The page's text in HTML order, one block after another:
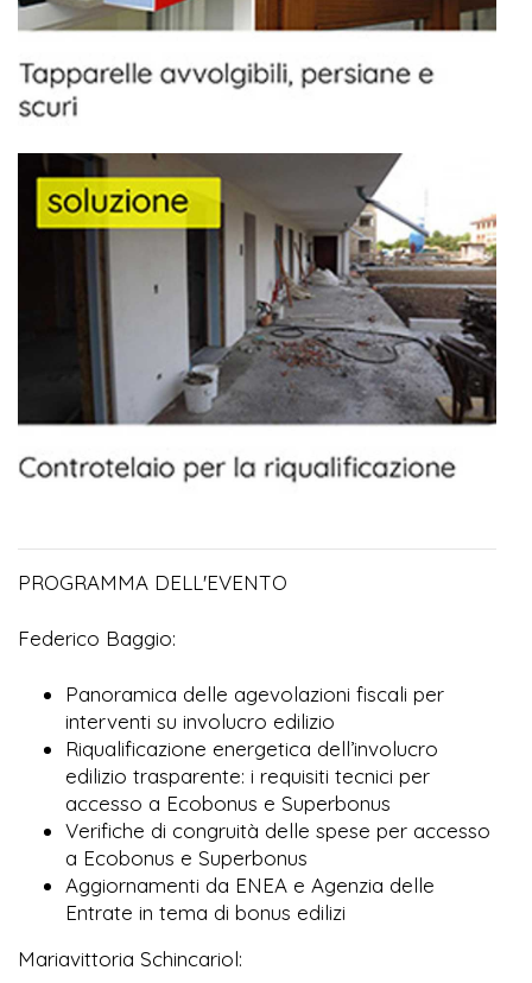
PROGRAMMA DELL'EVENTO
Federico Baggio:
Panoramica delle agevolazioni fiscali per
interventi su involucro edilizio
Riqualificazione energetica dell’involucro
edilizio trasparente: i requisiti tecnici per
accesso a Ecobonus e Superbonus
Verifiche di congruità delle spese per accesso
a Ecobonus e Superbonus
Aggiornamenti da ENEA e Agenzia delle
Entrate in tema di bonus edilizi
Mariavittoria Schincariol: